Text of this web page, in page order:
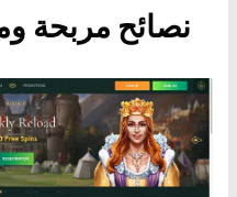
نصائح مربحة